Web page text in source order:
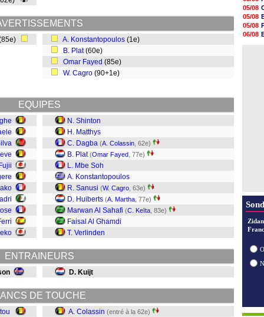
A. Konstantopoulos (1e)
B. Plat(60e)
Omar Fayed (85e)
W. Cagro (90+1e)
EQUIPES
N. Shinton
H. Matthys
C. Dagba (A. Colassin , 62e)
B. Plat (Omar Fayed , 77e)
L. Mbe Soh
A. Konstantopoulos
R. Sanusi (W. Cagro , 63e)
D. Huiberts (A. Martha , 77e)
Marwan Al Sahafi (C. Keïta , 83e)
Faisal Al Ghamdi
T. Verlinden
ENTRAINEURS
D. Kuijt
DE TOUCHE
A. Colassin (entré à la 62e)
20h47
20h30
20h18
20h04
19h47
05/08
05/08
05/08
06/08